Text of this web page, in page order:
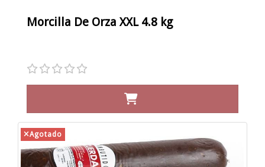
Morcilla De Orza XXL 4.8 kg
Agotado